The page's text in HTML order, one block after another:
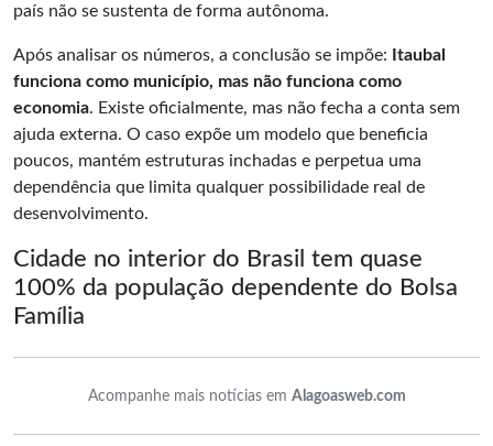
país não se sustenta de forma autônoma.
Após analisar os números, a conclusão se impõe:
Itaubal
funciona como município, mas não funciona como
economia. Existe oficialmente, mas não fecha a conta sem
ajuda externa. O caso expõe um modelo que beneficia
poucos, mantém estruturas inchadas e perpetua uma
dependência que limita qualquer possibilidade real de
desenvolvimento.
Cidade no interior do Brasil tem quase
100% da população dependente do Bolsa
Família
Acompanhe mais notícias em Alagoasweb.com